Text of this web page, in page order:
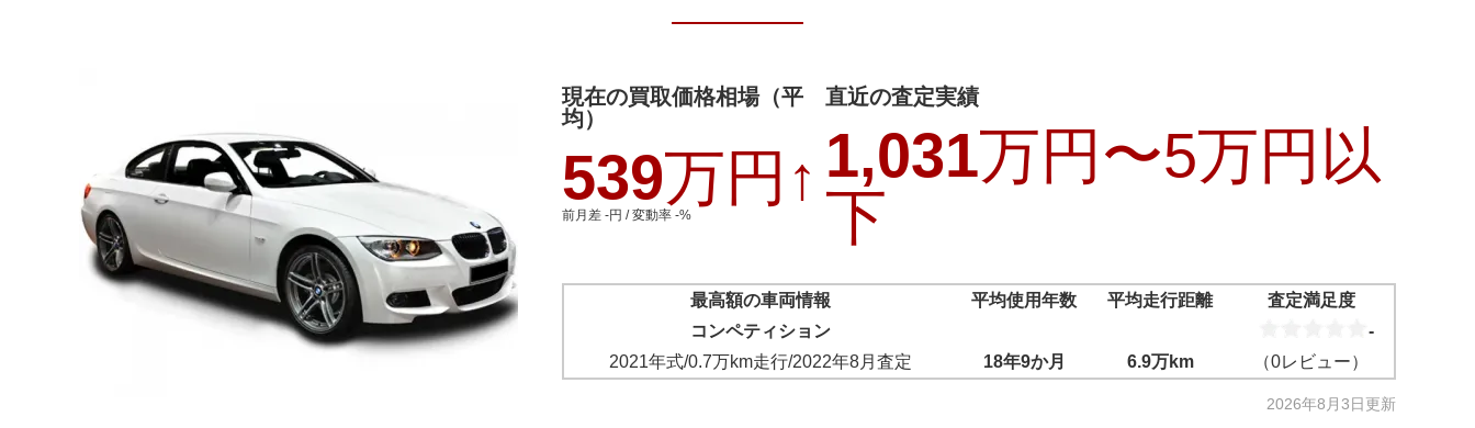
現在の買取価格相場（平
均）
539万円 ↑
前月差 -円 / 変動率 -%
直近の査定実績
1,031万円〜5万円以
下
最高額の車両情報 平均使用年数 平均走行距離
査定満足度
コンペティション
2021年式/0.7万km走行/2022年8月 査定 18年9か月 6.9万km
-
（0レビュー）
2026年8月3日 更新